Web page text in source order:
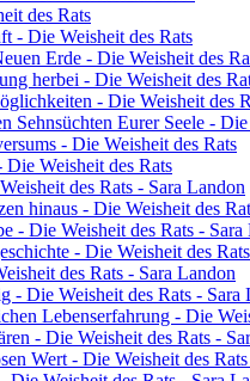
des Rats
- Die Weisheit des Rats
Erde - Die Weisheit des
herbei - Die Weisheit des
- Die Weisheit des
Sehnsüchten Eurer Seele -
- Die Weisheit des Rats
Weisheit des Rats
des Rats - Sara Landon
hinaus - Die Weisheit des
- Die Weisheit des Rats - Sara
- Die Weisheit des
des Rats - Sara Landon
Die Weisheit des Rats - Sara
Lebenserfahrung - Die
- Die Weisheit des Rats -
Wert - Die Weisheit des